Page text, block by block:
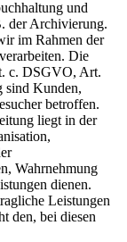
und
der Archivierung.
im Rahmen der
Die
c. DSGVO, Art.
sind Kunden,
betroffen.
liegt in der
Wahrnehmung
dienen.
Leistungen
den, bei diesen